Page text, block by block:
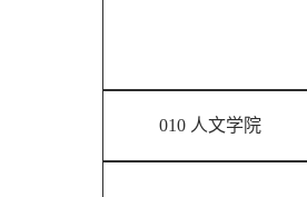
010 人文学院